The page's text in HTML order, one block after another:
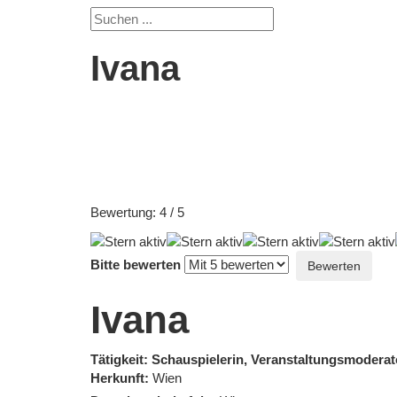
Ivana
Bewertung: 4 / 5
Bitte bewerten
Ivana
Tätigkeit: Schauspielerin,
Herkunft: Wien